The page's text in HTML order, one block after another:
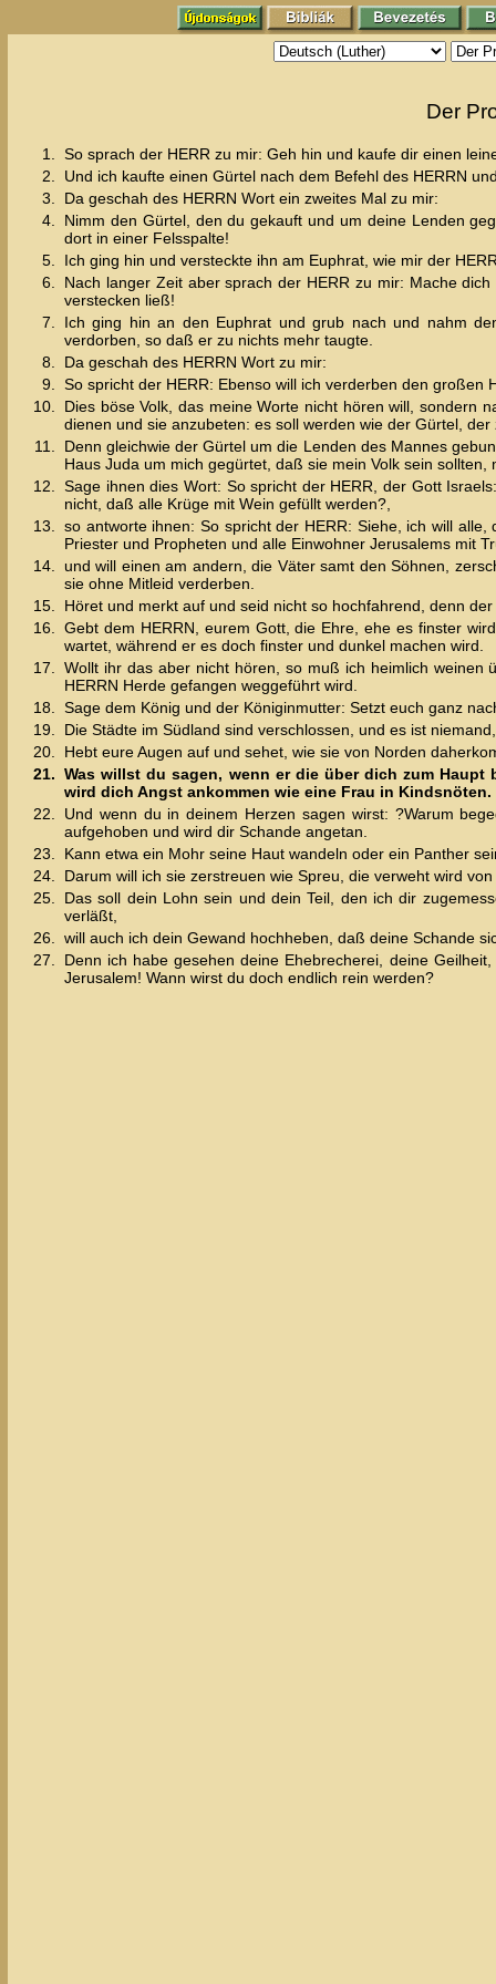
Der
1.
So sprach der HERR zu mir: Geh hin und kaufe dir einen
2.
Und ich kaufte einen Gürtel nach dem Befehl des HERRN
3.
Da geschah des HERRN Wort ein zweites Mal zu mir:
4.
Nimm den Gürtel, den du gekauft und um deine Lenden
dort in einer Felsspalte!
5.
Ich ging hin und versteckte ihn am Euphrat, wie mir der
6.
Nach langer Zeit aber sprach der HERR zu mir: Mache
verstecken ließ!
7.
Ich ging hin an den Euphrat und grub nach und nahm
verdorben, so daß er zu nichts mehr taugte.
8.
Da geschah des HERRN Wort zu mir:
9.
So spricht der HERR: Ebenso will ich verderben den großen
10.
Dies böse Volk, das meine Worte nicht hören will, sondern
dienen und sie anzubeten: es soll werden wie der Gürtel,
11.
Denn gleichwie der Gürtel um die Lenden des Mannes
Haus Juda um mich gegürtet, daß sie mein Volk sein
12.
Sage ihnen dies Wort: So spricht der HERR, der Gott
nicht, daß alle Krüge mit Wein gefüllt werden?,
13.
so antworte ihnen: So spricht der HERR: Siehe, ich will
Priester und Propheten und alle Einwohner Jerusalems mit
14.
und will einen am andern, die Väter samt den Söhnen,
sie ohne Mitleid verderben.
15.
Höret und merkt auf und seid nicht so hochfahrend, denn
16.
Gebt dem HERRN, eurem Gott, die Ehre, ehe es finster
wartet, während er es doch finster und dunkel machen wird.
17.
Wollt ihr das aber nicht hören, so muß ich heimlich weinen
HERRN Herde gefangen weggeführt wird.
18.
Sage dem König und der Königinmutter: Setzt euch ganz
19.
Die Städte im Südland sind verschlossen, und es ist
20.
Hebt eure Augen auf und sehet, wie sie von Norden
21. Was willst du sagen, wenn er die über dich zum
wird dich Angst ankommen wie eine Frau in Kindsnöten.
22.
Und wenn du in deinem Herzen sagen wirst: ?Warum
aufgehoben und wird dir Schande angetan.
23.
Kann etwa ein Mohr seine Haut wandeln oder ein Panther
24.
Darum will ich sie zerstreuen wie Spreu, die verweht wird
25.
Das soll dein Lohn sein und dein Teil, den ich dir
verläßt,
26.
will auch ich dein Gewand hochheben, daß deine Schande
27.
Denn ich habe gesehen deine Ehebrecherei, deine
Jerusalem! Wann wirst du doch endlich rein werden?